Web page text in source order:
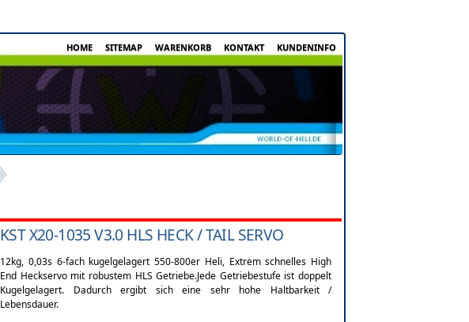
HOME SITEMAP WARENKORB KONTAKT KUNDENINFO
KST X20-1035 V3.0 HLS HECK / TAIL SERVO
12kg, 0,03s 6-fach kugelgelagert 550-800er Heli, Extrem schnelles High
End Heckservo mit robustem HLS Getriebe.Jede Getriebestufe ist doppelt
Kugelgelagert. Dadurch ergibt sich eine sehr hohe Haltbarkeit /
Lebensdauer.